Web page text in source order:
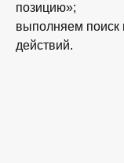
позицию»;
выполняем поиск
действий.